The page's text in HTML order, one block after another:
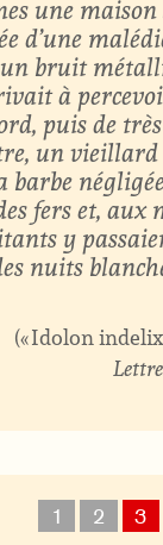
une maison
d’une
bruit
à
puis de
un
fers et, aux
y
nuits
« Idolon indelix
1 2 3